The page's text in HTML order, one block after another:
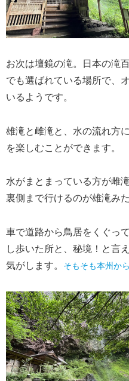
お次は壇鏡の滝。日本の滝
でも選ばれている場所で、
いるようです。
雄滝と雌滝と、水の流れ方
を楽しむことができます。
水がまとまっている方が雌
裏側まで行けるのが雄滝み
車で道路から鳥居をくぐっ
し歩いた所と、秘境！と言
気がします。 そもそも本州か